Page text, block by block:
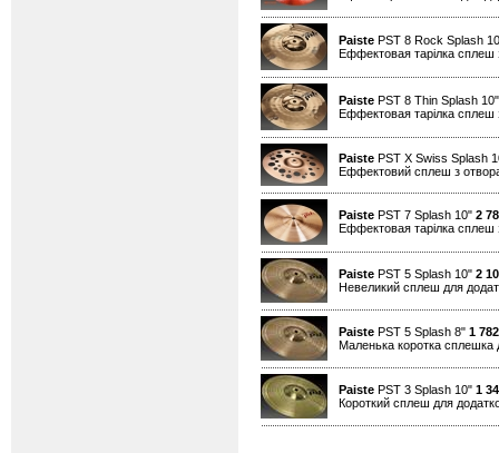
Paiste PST 8 Rock Splash
Еффектовая тарілка сплеш
Paiste PST 8 Thin Splash
Еффектовая тарілка
Paiste PST X Swiss Splash
Еффектовий сплеш з
Paiste PST 7 Splash 10" 2
Еффектовая тарілка сплеш
Paiste PST 5 Splash 10" 2
Невеликий сплеш для
Paiste PST 5 Splash 8" 1 782
Маленька коротка сплешка
Paiste PST 3 Splash 10" 1
Короткий сплеш для